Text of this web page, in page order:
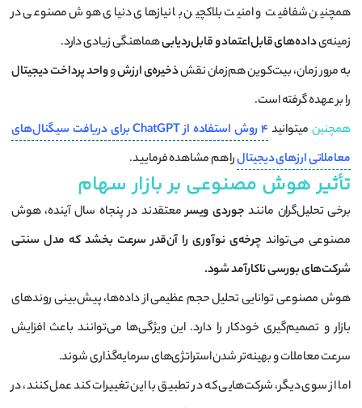
همچنین شفافیت و امنیت بلاکچین با نیازهای دنیای هوش مصنوعی در
زمینه‌یداده‌های قابل‌اعتماد و قابل‌ردیابیهماهنگی زیادی دارد.
به مرور زمان، بیت‌کوین هم‌زمان نقشذخیره‌ی ارزشوواحد پرداخت دیجیتال
را بر عهده گرفته است.
همچنین میتوانید
4 روش استفاده از ChatGPT برای دریافت سیگنال‌های
معاملاتی ارزهای دیجیتالرا هم مشاهده فرمایید.
تأثیر هوش مصنوعی بر بازار سهام
برخی تحلیل‌گران مانند جوردی ویسرمعتقدند در پنجاه سال آینده، هوش
مصنوعی می‌تواند چرخه‌ی نوآوری را آن‌قدر سرعت بخشد که مدل سنتی
شرکت‌های بورسی ناکارآمد شود.
هوش مصنوعی توانایی تحلیل حجم عظیمی از داده‌ها، پیش‌بینی روندهای
بازار و تصمیم‌گیری خودکار را دارد. این ویژگی‌ها می‌توانند باعث افزایش
سرعت معاملات و بهینه‌تر شدن استراتژی‌های سرمایه‌گذاری شوند.
اما از سوی دیگر، شرکت‌هایی که در تطبیق با این تغییرات کند عمل کنند، در